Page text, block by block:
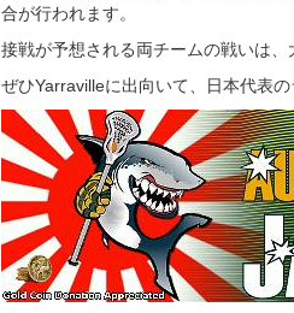
合が行われます。
接戦が予想される両チームの戦いは、
ぜひYarravilleに出向いて、日本代表